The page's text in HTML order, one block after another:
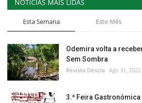
NOTÍCIAS MAIS LIDAS
Esta Semana Este Mês
Odemira volta a
Sem Sombra
Revista Descla Ago 31, 2022
3.ª Feira